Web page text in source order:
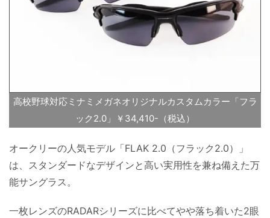
高校野球対応ミナミメガネオリジナルカスタムカラー「フラ
ック2.0」￥34,410-（税込）
オークリーの人気モデル「FLAK 2.0（フラック2.0）」
は、スタンダードなデザインと高い実用性を兼ね備えた万
能サングラス。
一枚レンズのRADARシリーズに比べてやや落ち着いた2眼